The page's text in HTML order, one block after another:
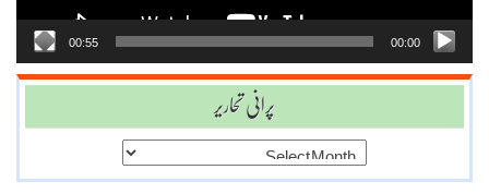
00:00
00:55
پرانی تحاریر